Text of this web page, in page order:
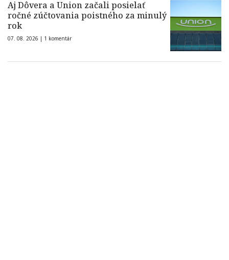
Aj Dôvera a Union začali posielať
ročné zúčtovania poistného za minulý
rok
07. 08. 2026 | 1 komentár